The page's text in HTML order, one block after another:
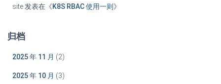
site 发表在《K8S RBAC 使用一则 》
归档
2025 年 11 月 (2)
2025 年 10 月 (3)